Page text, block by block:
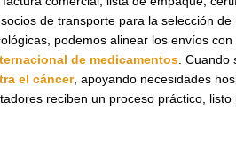
de transporte para la selección
podemos alinear los envíos
de medicamentos .
el cáncer, apoyando necesidades
reciben un proceso práctico,